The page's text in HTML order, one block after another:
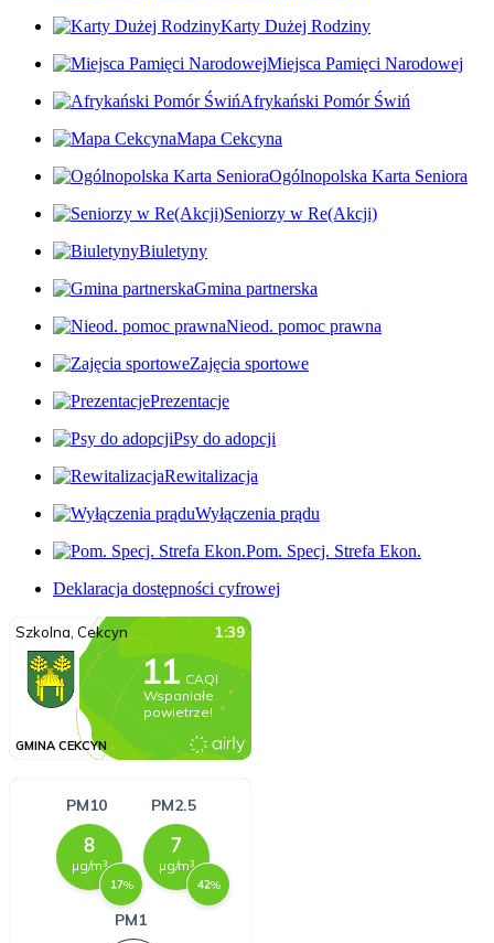
Karty Dużej Rodziny
Miejsca Pamięci Narodowej
Afrykański Pomór Świń
Mapa Cekcyna
Ogólnopolska Karta Seniora
Seniorzy w Re(Akcji)
Biuletyny
Gmina partnerska
Nieod. pomoc prawna
Zajęcia sportowe
Prezentacje
Psy do adopcji
Rewitalizacja
Wyłączenia prądu
Pom. Specj. Strefa Ekon.
Deklaracja dostępności cyfrowej